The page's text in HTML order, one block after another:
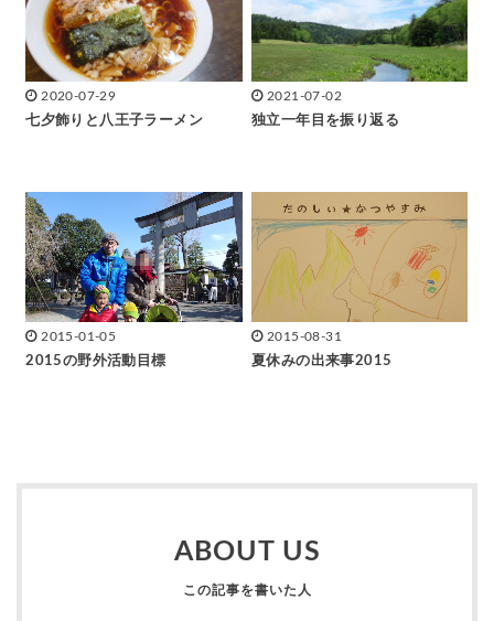
2020-07-29
七夕飾りと八王子ラーメン
2021-07-02
独立一年目を振り返る
2015-01-05
2015の野外活動目標
2015-08-31
夏休みの出来事2015
ABOUT US